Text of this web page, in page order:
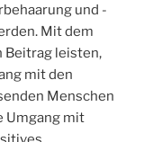
und -
Mit dem
Beitrag leisten,
mit den
Menschen
Umgang mit